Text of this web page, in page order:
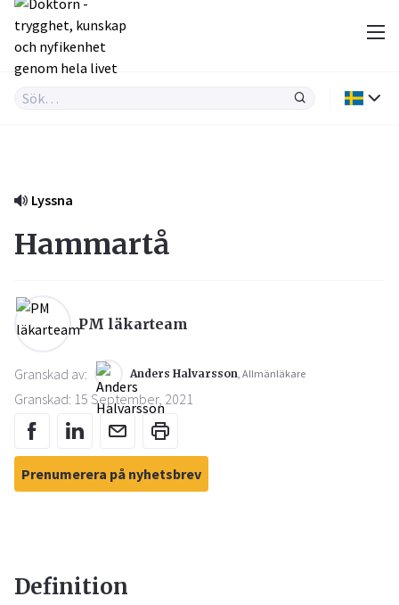
Lyssna
Hammartå
PM läkarteam
Granskad av: Anders Halvarsson, Allmänläkare
Granskad: 15 September, 2021
Prenumerera på nyhetsbrev
Definition